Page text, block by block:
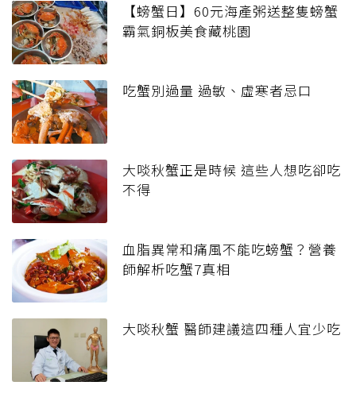
【螃蟹日】60元海產粥送整隻螃蟹
霸氣銅板美食藏桃園
吃蟹別過量 過敏、虛寒者忌口
大啖秋蟹正是時候 這些人想吃卻吃
不得
血脂異常和痛風不能吃螃蟹？營養
師解析吃蟹7真相
大啖秋蟹 醫師建議這四種人宜少吃